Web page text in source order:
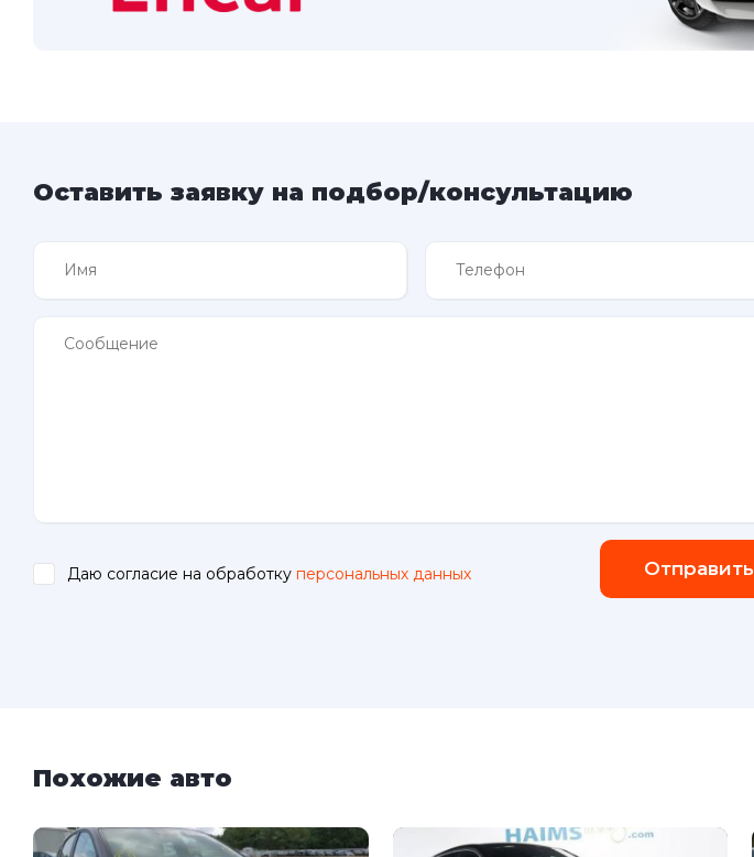
Оставить заявку на подбор/консультацию
Даю согласие на обработку персональных данных Отправить
Похожие авто